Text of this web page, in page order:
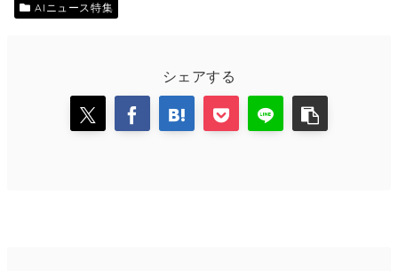
AIニュース特集
シェアする